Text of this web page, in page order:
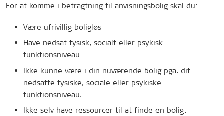
For at komme i betragtning til anvisningsbolig skal du:
Være ufrivillig boligløs
Have nedsat fysisk, socialt eller psykisk
funktionsniveau
Ikke kunne være i din nuværende bolig pga. dit
nedsatte fysiske, sociale eller psykiske
funktionsniveau.
Ikke selv have ressourcer til at finde en bolig.